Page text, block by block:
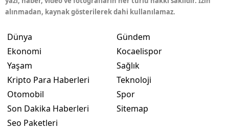
alınmadan, kaynak gösterilerek dahi kullanılamaz.
Dünya
Ekonomi
Yaşam
Kripto Para Haberleri
Otomobil
Son Dakika Haberleri
Seo Paketleri
Gündem
Kocaelispor
Sağlık
Teknoloji
Spor
Sitemap